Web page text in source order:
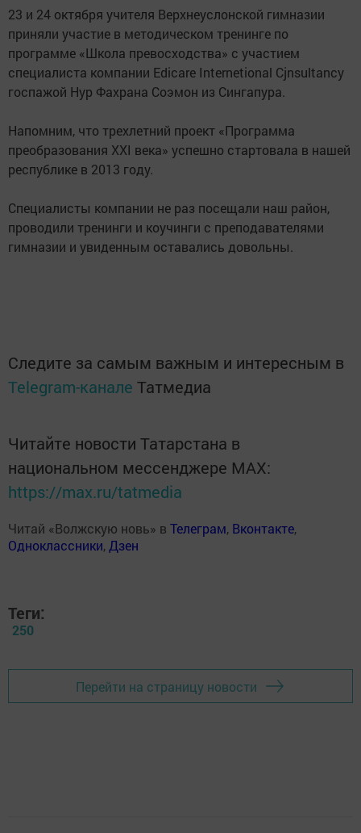
23 и 24 октября учителя Верхнеуслонской гимназии
приняли участие в методическом тренинге по
программе «Школа превосходства» с участием
специалиста компании Edicare Internetional Cjnsultancy
госпажой Нур Фахрана Соэмон из Сингапура.
Напомним, что трехлетний проект «Программа
преобразования XXI века» успешно стартовала в нашей
республике в 2013 году.
Специалисты компании не раз посещали наш район,
проводили тренинги и коучинги с преподавателями
гимназии и увиденным оставались довольны.
Следите за самым важным и интересным в
Telegram-канале Татмедиа
Читайте новости Татарстана в
национальном мессенджере MАХ:
https://max.ru/tatmedia
Читай «Волжскую новь» в Телеграм, Вконтакте,
Одноклассники, Дзен
Теги:
250
Перейти на страницу новости